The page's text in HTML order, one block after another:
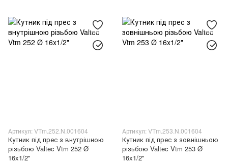
Артикул: VTm.252.N.001604
Кутник під прес з внутрішною
різьбою Valtec Vtm 252 Ø
16x1/2"
Артикул: VTm.253.N.001604
Кутник під прес з зовнішньою
різьбою Valtec Vtm 253 Ø
16x1/2"